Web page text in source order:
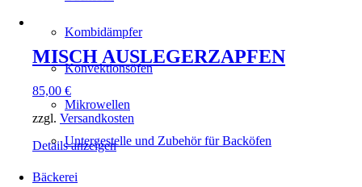
Kombidämpfer
Konvektionsöfen
Mikrowellen
Untergestelle und Zubehör für Backöfen
Bäckerei
MISCH AUSLEGERZAPFEN
85,00 €
zzgl. Versandkosten
Details anzeigen